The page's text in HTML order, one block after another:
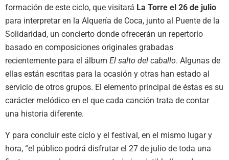
formación de este ciclo, que visitará La Torre el 26 de julio
para interpretar en la Alquería de Coca, junto al Puente de la
Solidaridad, un concierto donde ofrecerán un repertorio
basado en composiciones originales grabadas
recientemente para el álbum El salto del caballo. Algunas de
ellas están escritas para la ocasión y otras han estado al
servicio de otros grupos. El elemento principal de éstas es su
carácter melódico en el que cada canción trata de contar
una historia diferente.
Y para concluir este ciclo y el festival, en el mismo lugar y
hora, “el público podrá disfrutar el 27 de julio de toda una